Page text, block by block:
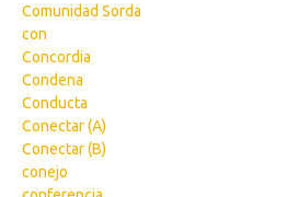
Comunidad Sorda
con
Concordia
Condena
Conducta
Conectar (A)
Conectar (B)
conejo